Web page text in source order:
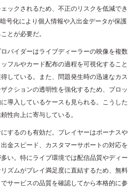
ックされるため、不正のリスクを低減でき
号化により個人情報や入出金データが保護
とが必要だ。
バイダーはライブディーラーの映像を複数
フルやカード配布の過程を可視化すること
している。また、問題発生時の迅速なカス
クションの透明性を強化するため、ブロッ
導入しているケースも見られる。こうした
性向上に寄与している。
するのも有効だ。プレイヤーはボーナスや
金スピード、カスタマーサポートの対応を
い。特にライブ環境では配信品質やディー
ズムがプレイ満足度に直結するため、無料
サービスの品質を確認してから本格的に参